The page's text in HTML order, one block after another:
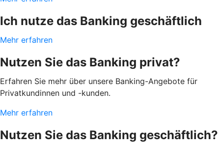
Ich nutze das Banking geschäftlich
Mehr erfahren
Nutzen Sie das Banking privat?
Erfahren Sie mehr über unsere Banking-Angebote für
Privatkundinnen und -kunden.
Mehr erfahren
Nutzen Sie das Banking geschäftlich?